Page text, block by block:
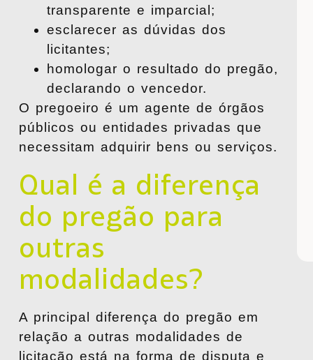
transparente e imparcial;
esclarecer as dúvidas dos
licitantes;
homologar o resultado do pregão,
declarando o vencedor.
O pregoeiro é um agente de órgãos
públicos ou entidades privadas que
necessitam adquirir bens ou serviços.
Qual é a diferença
do pregão para
outras
modalidades?
A principal diferença do pregão em
relação a outras modalidades de
licitação está na forma de disputa e